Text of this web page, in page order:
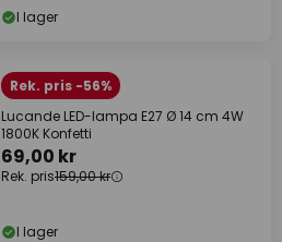
I lager
Rek. pris -56%
Lucande LED-lampa E27 Ø 14 cm 4W
1800K Konfetti
69,00 kr
Rek. pris159,00 kr
I lager